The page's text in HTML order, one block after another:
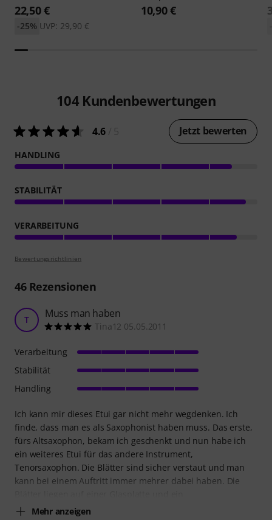
22,50 €
UVP: 29,90 €
-25%
10,90 €
104 Kundenbewertungen
4.6 Jetzt bewerten
HANDLING
STABILITÄT
VERARBEITUNG
Bewertungsrichtlinien
46Rezensionen
T Muss man haben
Tina12 05.05.2011
Ich kann mir dieses Etui gar nicht mehr wegdenken. Ich
finde, dass man es als Saxophonist haben muss. Das erste,
fürs Altsaxophon, bekam ich geschenkt und nun habe ich
ein weiteres Etui für das andere Instrument,
Tenorsaxophon. Die Blätter sind sicher verstaut und man
kann bei einem Auftritt immer mehrer dabei haben. Die
Mehr anzeigen
Verarbeitung
Stabilität
Handling